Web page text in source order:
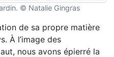
© Natalie Gingras
de sa propre matière
À l’image des
nous avons épierré la